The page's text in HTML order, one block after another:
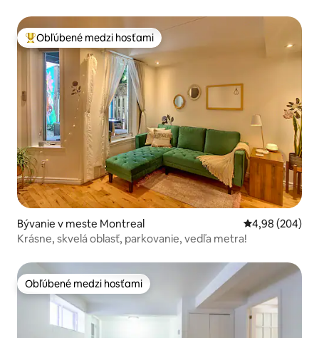
Najobľúbenejšie medzi hosťami
Obľúbené medzi hosťami
Bývanie v meste Montreal Priemerné
4,98 (204)
Krásne, skvelá oblasť, parkovanie, vedľa metra!
Obľúbené medzi hosťami
Obľúbené medzi hosťami